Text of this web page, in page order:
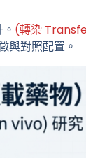
(轉染
對照配置。